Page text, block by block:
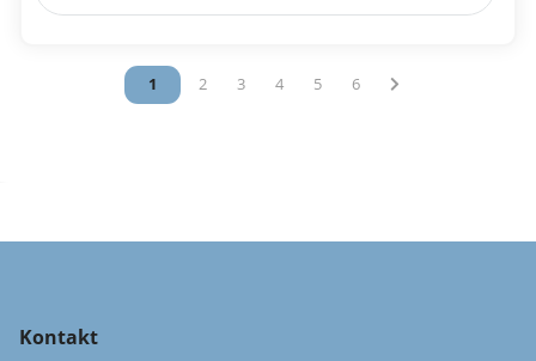
Vous êtes sur la page
1 Vous êtes sur la page
2 Vous êtes sur la page
3 Vous êtes sur la page
4 Vous êtes sur la page
5 Vous êtes sur la page
6
Kontakt